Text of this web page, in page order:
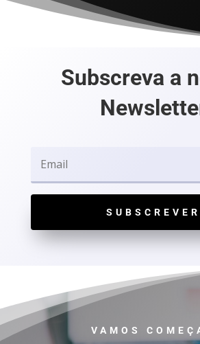
Subscreva a
SUBSCREVER
VAMOS